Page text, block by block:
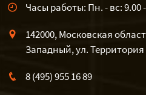
Часы работы: Пн. - вс: 9.00
142000, Московская
Западный, ул.
8 (495) 955 16 89